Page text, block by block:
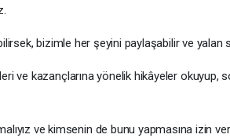
bizimle her şeyini paylaşabilir ve
ve kazançlarına yönelik hikâyeler okuyup,
ve kimsenin de bunu yapmasına izin